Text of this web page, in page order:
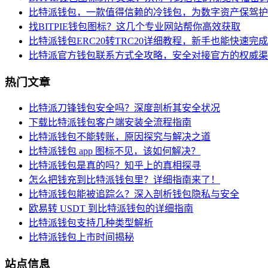
比特派钱包，一款值得信赖的冷钱包，为数字资产保驾
找BITPIE钱包图标？这几个专业网站帮你高效获取
比特派钱包ERC20转TRC20详细教程，新手也能快速完
比特派官方钱包联系方式全攻略，安全对接官方的权威
热门文章
比特派刀锋钱包安全吗？深度剖析其安全状况
下载比特派钱包客户端安装全流程指南
比特派钱包不能转账，原因探究与解决之道
比特派钱包 app 图标不见，该如何解决？
比特派钱包是真的吗？知乎上的真相探寻
怎么把钱充到比特派钱包里？详细指南来了！
比特派钱包能被追踪么？深入剖析钱包隐私与安全
欧易转 USDT 到比特派钱包的详细指南
比特派钱包支持几种类型解析
比特派钱包上市时间揭秘
站点信息